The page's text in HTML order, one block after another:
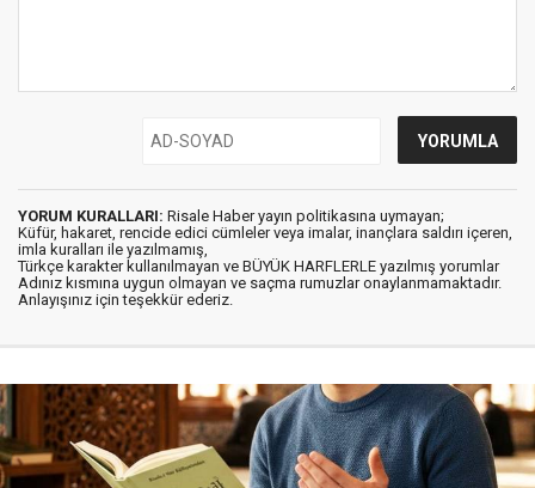
YORUM KURALLARI: Risale Haber yayın politikasına uymayan;
Küfür, hakaret, rencide edici cümleler veya imalar, inançlara saldırı içeren,
imla kuralları ile yazılmamış,
Türkçe karakter kullanılmayan ve BÜYÜK HARFLERLE yazılmış yorumlar
Adınız kısmına uygun olmayan ve saçma rumuzlar onaylanmamaktadır.
Anlayışınız için teşekkür ederiz.